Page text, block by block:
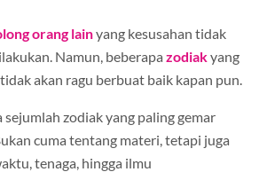
orang lainyang kesusahan tidak
Namun, beberapa zodiakyang
akan ragu berbuat baik kapan pun.
sejumlah zodiak yang paling gemar
cuma tentang materi, tetapi juga
tenaga, hingga ilmu